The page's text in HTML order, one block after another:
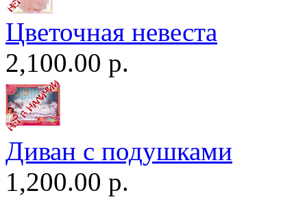
Цветочная невеста
2,100.00 р.
Диван c подушками
1,200.00 р.